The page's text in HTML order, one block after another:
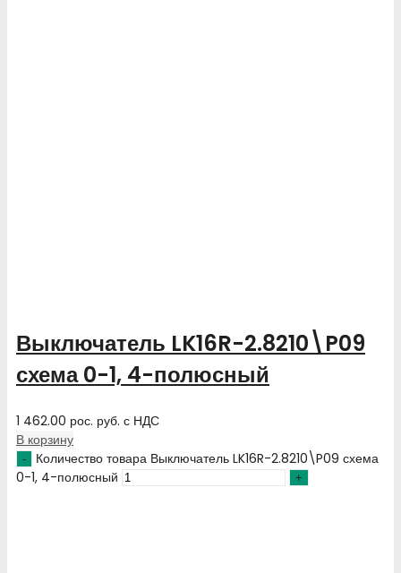
Выключатель LK16R-2.8210\P09
схема 0-1, 4-полюсный
1 462.00 рос. руб. с НДС
В корзину
Количество товара Выключатель LK16R-2.8210\P09 схема
0-1, 4-полюсный